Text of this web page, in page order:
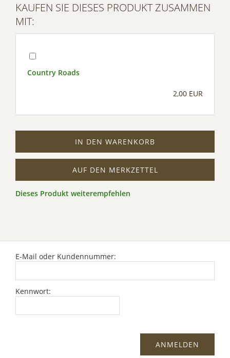
KAUFEN SIE DIESES PRODUKT ZUSAMMEN
MIT:
Country Roads
2,00 EUR
IN DEN WARENKORB
AUF DEN MERKZETTEL
Dieses Produkt weiterempfehlen
E-Mail oder Kundennummer:
Kennwort: